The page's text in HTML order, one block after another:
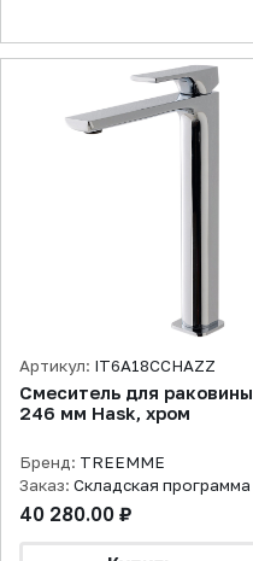
Артикул: IT6A18CCHAZZ
Смеситель для раковины
246 мм Hask, хром
Бренд: TREEMME
Заказ: Складская программа
40 280.00 ₽